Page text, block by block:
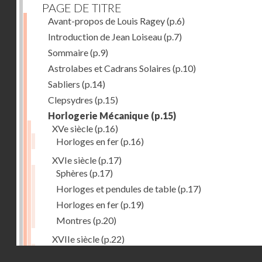
PAGE DE TITRE
Avant-propos de Louis Ragey(p.6)
Introduction de Jean Loiseau(p.7)
Sommaire(p.9)
Astrolabes et Cadrans Solaires (p.10)
Sabliers (p.14)
Clepsydres (p.15)
Horlogerie Mécanique (p.15)
XVe siècle(p.16)
Horloges en fer(p.16)
XVIe siècle(p.17)
Sphères (p.17)
Horloges et pendules de table(p.17)
Horloges en fer(p.19)
Montres (p.20)
XVIIe siècle(p.22)